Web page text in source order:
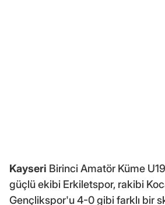
Kayseri Birinci Amatör Küme
güçlü ekibi Erkiletspor, rakibi
Gençlikspor'u 4-0 gibi farklı bir